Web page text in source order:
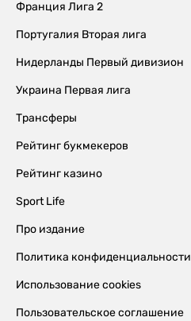
Франция Лига 2
Португалия Вторая лига
Нидерланды Первый дивизион
Украина Первая лига
Трансферы
Рейтинг букмекеров
Рейтинг казино
Sport Life
Про издание
Политика конфиденциальности
Использование cookies
Пользовательское соглашение